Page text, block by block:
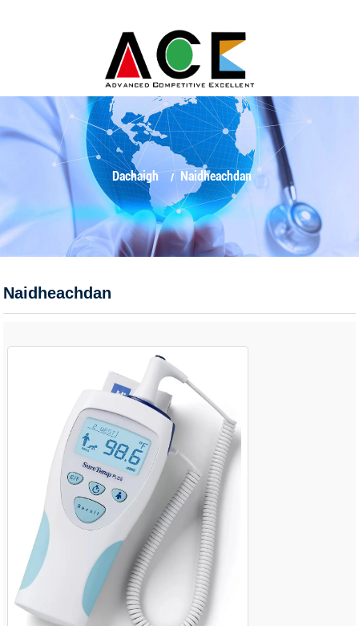
Dachaigh Naidheachdan
Naidheachdan